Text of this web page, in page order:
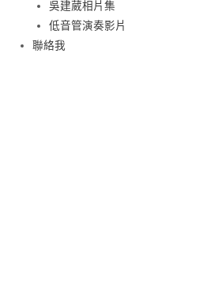
吳建葳相片集
低音管演奏影片
聯絡我